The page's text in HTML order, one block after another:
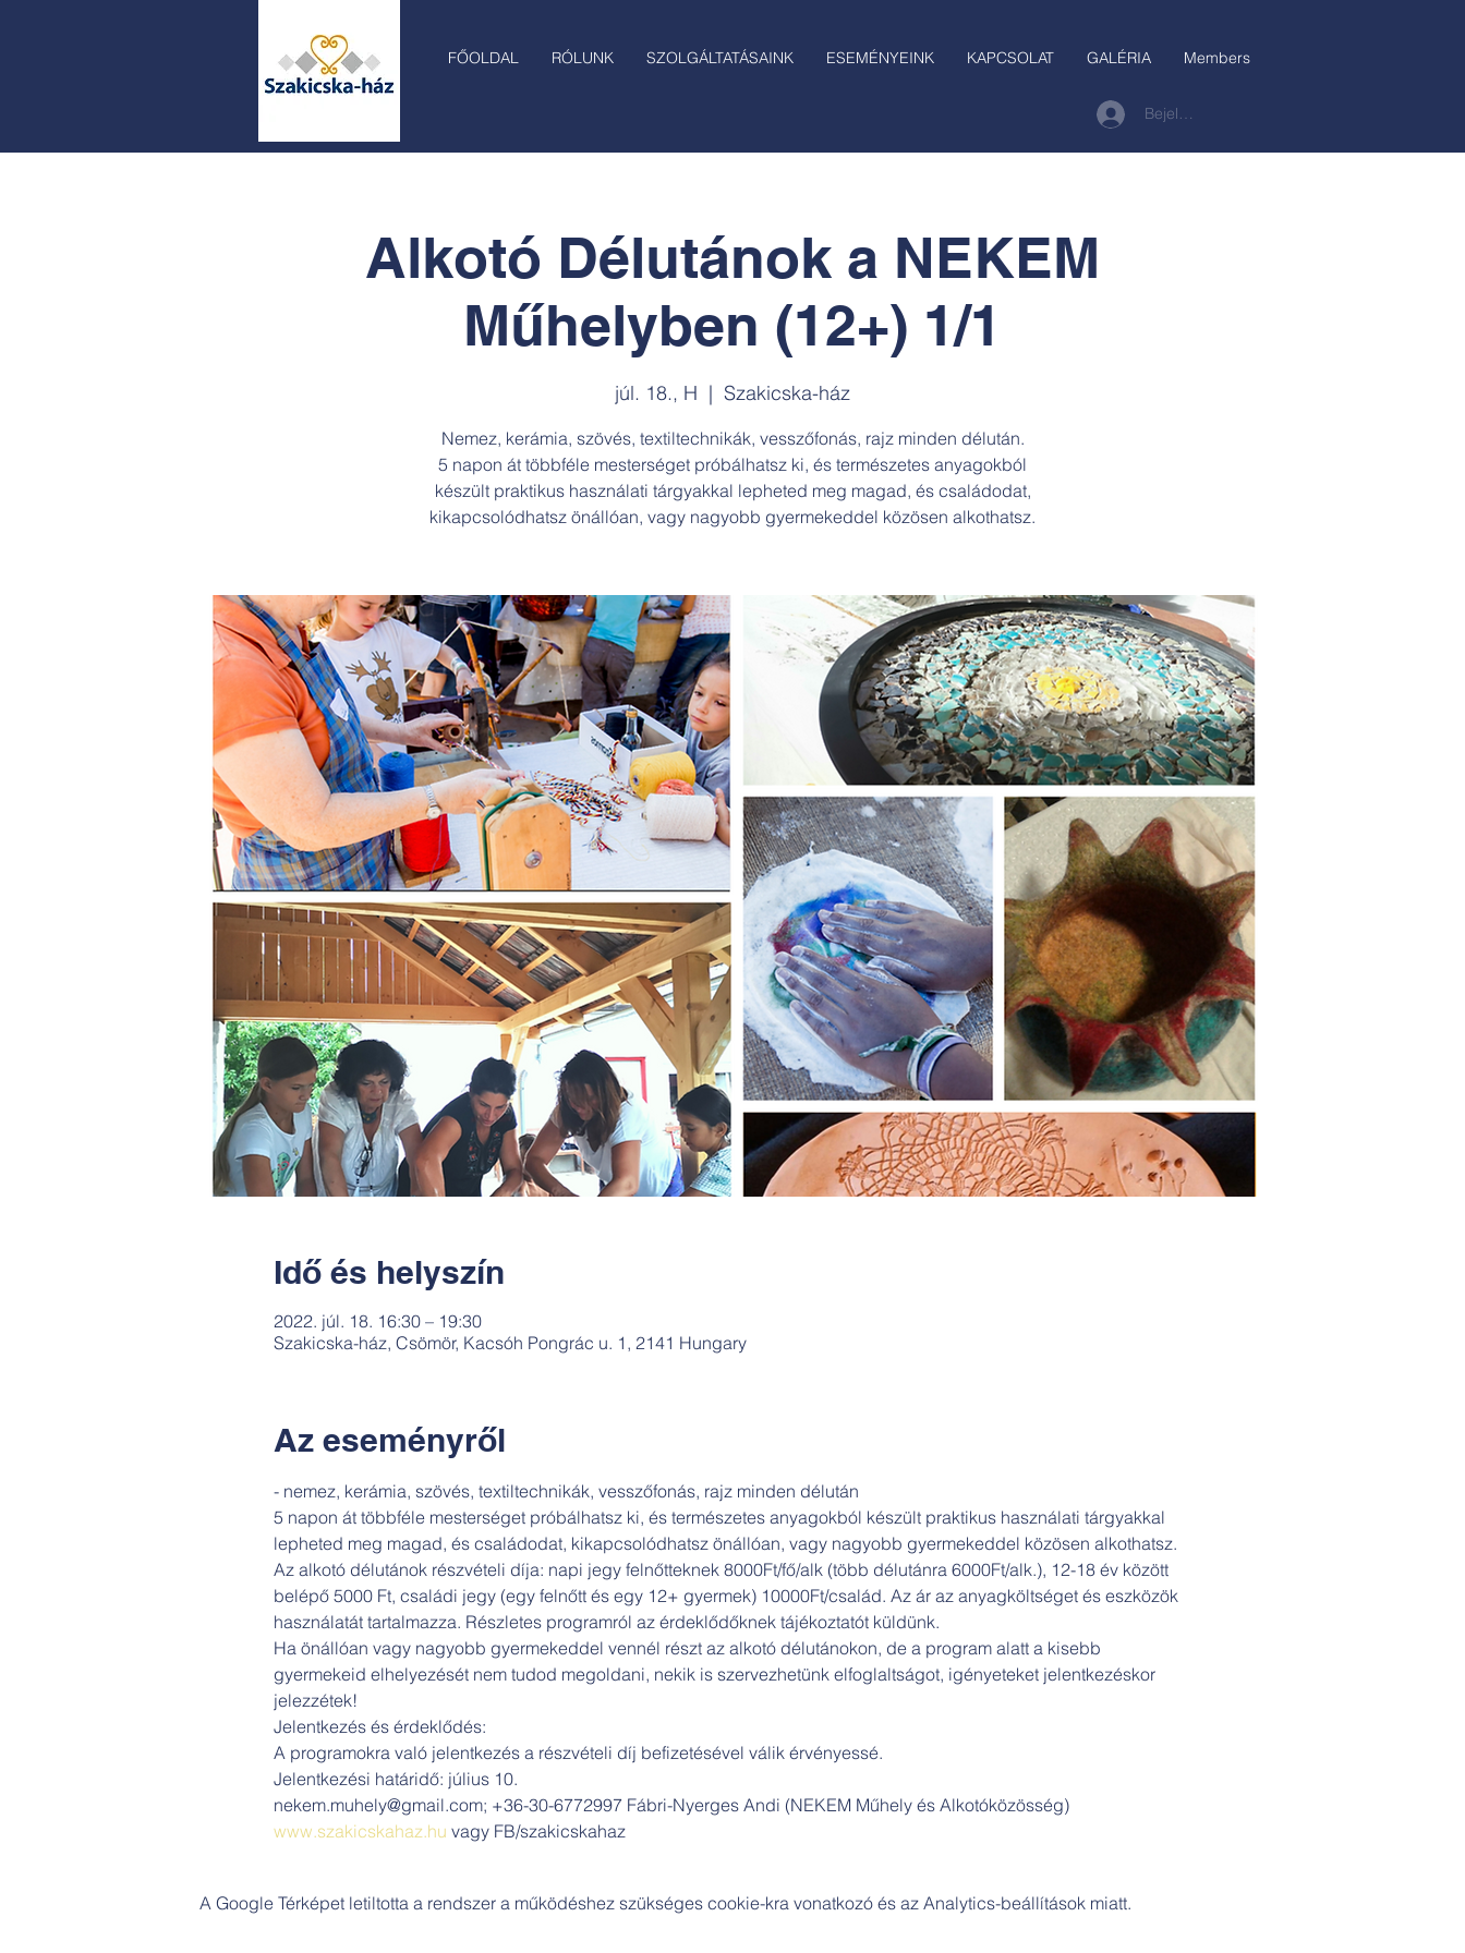
FŐOLDAL RÓLUNK SZOLGÁLTATÁSAINK ESEMÉNYEINK KAPCSOLAT GALÉRIA Members
Bejelentkezés
Alkotó Délutánok a NEKEM
Műhelyben (12+) 1/1
júl. 18., H
  |
Szakicska-ház
Nemez, kerámia, szövés, textiltechnikák, vesszőfonás, rajz minden délután.
5 napon át többféle mesterséget próbálhatsz ki, és természetes anyagokból
készült praktikus használati tárgyakkal lepheted meg magad, és családodat,
kikapcsolódhatsz önállóan, vagy nagyobb gyermekeddel közösen alkothatsz.
Idő és helyszín
2022. júl. 18. 16:30 – 19:30
Szakicska-ház, Csömör, Kacsóh Pongrác u. 1, 2141 Hungary
Az eseményről
- nemez, kerámia, szövés, textiltechnikák, vesszőfonás, rajz minden délután
5 napon át többféle mesterséget próbálhatsz ki, és természetes anyagokból készült praktikus használati tárgyakkal
lepheted meg magad, és családodat, kikapcsolódhatsz önállóan, vagy nagyobb gyermekeddel közösen alkothatsz.
Az alkotó délutánok részvételi díja: napi jegy felnőtteknek 8000Ft/fő/alk (több délutánra 6000Ft/alk.), 12-18 év között
belépő 5000 Ft, családi jegy (egy felnőtt és egy 12+ gyermek) 10000Ft/család. Az ár az anyagköltséget és eszközök
használatát tartalmazza. Részletes programról az érdeklődőknek tájékoztatót küldünk.
Ha önállóan vagy nagyobb gyermekeddel vennél részt az alkotó délutánokon, de a program alatt a kisebb
gyermekeid elhelyezését nem tudod megoldani, nekik is szervezhetünk elfoglaltságot, igényeteket jelentkezéskor
jelezzétek!
Jelentkezés és érdeklődés:
A programokra való jelentkezés a részvételi díj befizetésével válik érvényessé.
Jelentkezési határidő: július 10.
nekem.muhely@gmail.com; +36-30-6772997 Fábri-Nyerges Andi (NEKEM Műhely és Alkotóközösség)
www.szakicskahaz.hu vagy FB/szakicskahaz
A Google Térképet letiltotta a rendszer a működéshez szükséges cookie-kra vonatkozó és az Analytics-beállítások miatt.